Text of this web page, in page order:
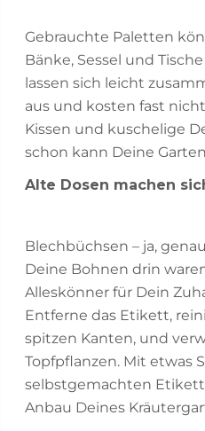
Gebrauchte Paletten
Bänke, Sessel und
lassen sich leicht
aus und kosten fast
Kissen und kuschelige
schon kann Deine
Alte Dosen machen
Blechbüchsen – ja,
Deine Bohnen drin
Alleskönner für Dein
Entferne das Etikett,
spitzen Kanten, und
Topfpflanzen. Mit etwas
selbstgemachten
Anbau Deines